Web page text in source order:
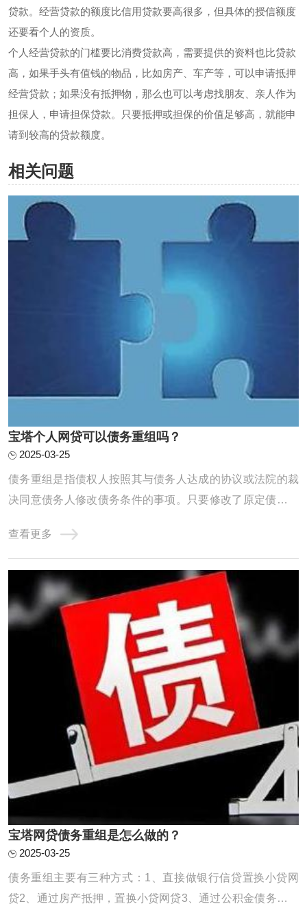
贷款。经营贷款的额度比信用贷款要高很多，但具体的授信额度
还要看个人的资质。
个人经营贷款的门槛要比消费贷款高，需要提供的资料也比贷款
高，如果手头有值钱的物品，比如房产、车产等，可以申请抵押
经营贷款；如果没有抵押物，那么也可以考虑找朋友、亲人作为
担保人，申请担保贷款。只要抵押或担保的价值足够高，就能申
请到较高的贷款额度。
相关问题
宝塔个人网贷可以债务重组吗？
2025-03-25
债务重组是指债权人按照其与债务人达成的协议或法院的裁
决同意债务人修改债务条件的事项。只要修改了原定债务偿
的，均作为债务重组。个人网贷的债务重组需要遵循一定的
原则和程序，包括核销已经损失或无法收回的资产及损益账
户上的借方余额，对资产进行重估价，以确定 ...
查看更多
宝塔网贷债务重组是怎么做的？
2025-03-25
债务重组主要有三种方式：1、直接做银行信贷置换小贷网
贷2、通过房产抵押，置换小贷网贷3、通过公积金债务重组